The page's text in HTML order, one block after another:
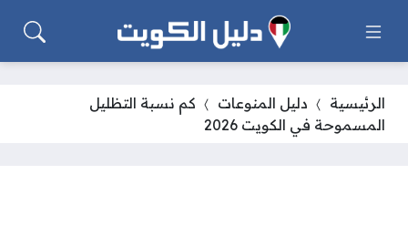
الرئيسية دليل المنوعات
كم نسبة التظليل
المسموحة في الكويت 2026